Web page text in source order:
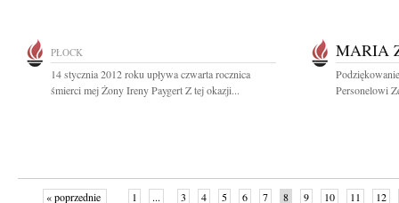
PŁOCK
14 stycznia 2012 roku upływa czwarta rocznica
śmierci mej Żony Ireny Paygert Z tej okazji...
MARIA
Personelowi
« poprzednie 1 ... 3 4 5 6 7 8 9 10 11 12